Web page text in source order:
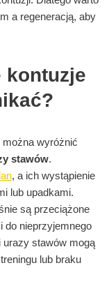
a regeneracją, aby
kontuzje
wyróżnić
stawów.
, a ich wystąpienie
lub upadkami.
są przeciążone
do nieprzyjemnego
urazy stawów mogą
lub braku